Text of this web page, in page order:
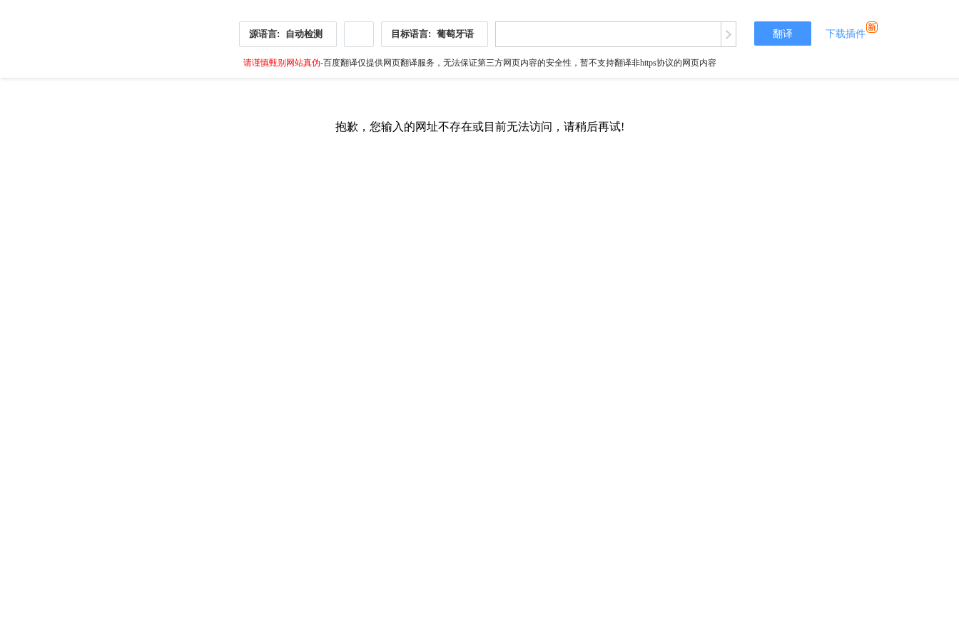
源语言: 自动检测 目标语言: 葡萄牙语 翻译 下载插件
请谨慎甄别网站真伪-百度翻译仅提供网页翻译服务，无法保证第三方网页内容的安全性，暂不支持翻译非https协议的网页内容